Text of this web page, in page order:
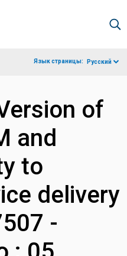
Язык страницы: Русский
of
and
to
delivery
-